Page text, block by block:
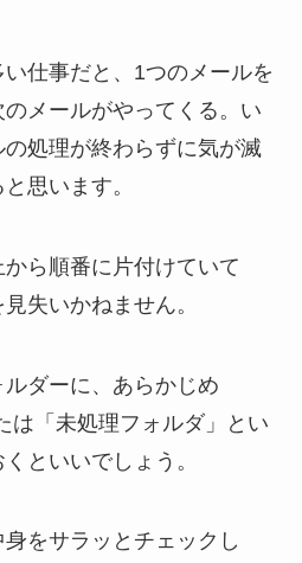
仕事だと、1つのメールを
メールがやってくる。い
処理が終わらずに気が滅
思います。
ら順番に片付けていて
失いかねません。
ダーに、あらかじめ
は「未処理フォルダ」とい
といいでしょう。
をサラッとチェックし